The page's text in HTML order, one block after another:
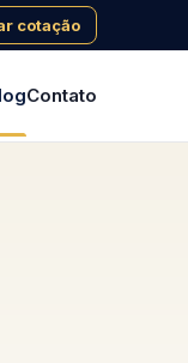
cotação
Contato